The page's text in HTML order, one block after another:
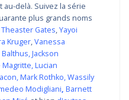
delà. Suivez la série
plus grands noms
Theaster Gates,Yayoi
Kruger,Vanessa
Balthus,Jackson
Magritte,Lucian
,Mark Rothko,Wassily
Modigliani, Barnett